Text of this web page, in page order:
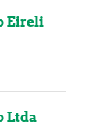
Eireli
Ltda